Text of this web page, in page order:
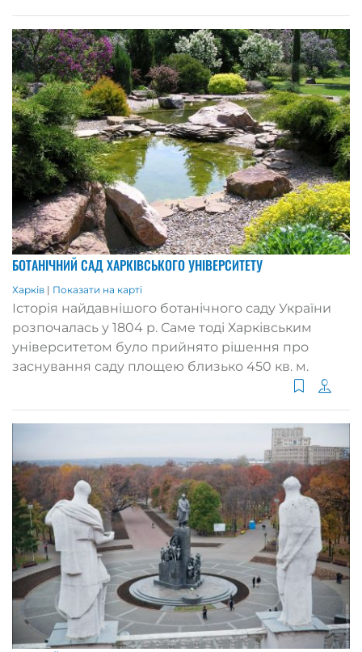
БОТАНІЧНИЙ САД ХАРКІВСЬКОГО УНІВЕРСИТЕТУ
Харків | Показати на карті
Історія найдавнішого ботанічного саду України
розпочалась у 1804 р. Саме тоді Харківським
університетом було прийнято рішення про
заснування саду площею близько 450 кв. м.